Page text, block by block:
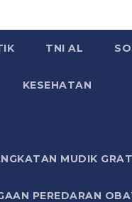
TNI AL
KESEHATAN
MUDIK
PEREDARAN